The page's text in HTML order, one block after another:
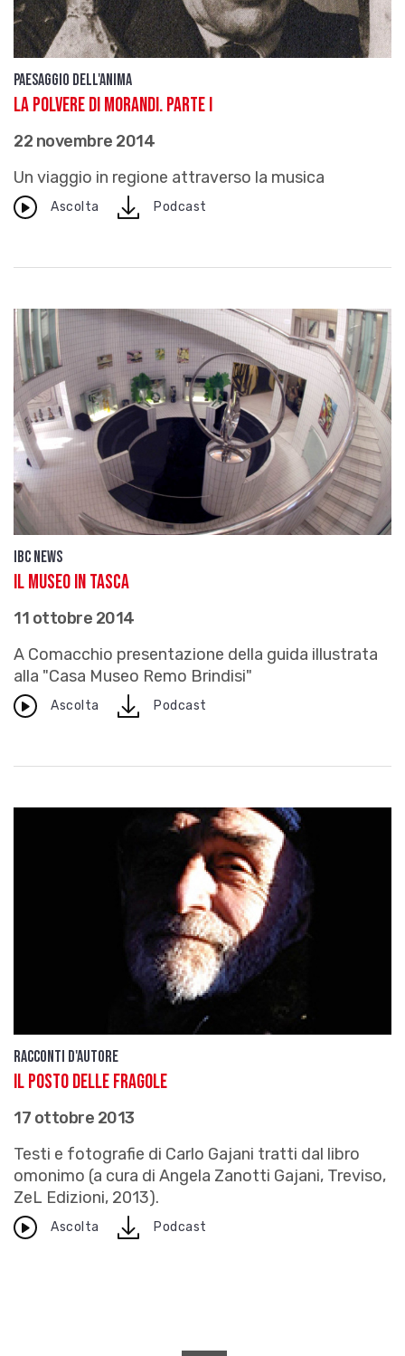
Paesaggio dell'anima
La polvere di Morandi. Parte I
22 novembre 2014
Un viaggio in regione attraverso la musica
Ascolta downloadPodcast
IBC news
Il Museo in tasca
11 ottobre 2014
A Comacchio presentazione della guida illustrata
alla "Casa Museo Remo Brindisi"
Ascolta downloadPodcast
Racconti d'autore
Il posto delle fragole
17 ottobre 2013
Testi e fotografie di Carlo Gajani tratti dal libro
omonimo (a cura di Angela Zanotti Gajani, Treviso,
ZeL Edizioni, 2013).
Ascolta downloadPodcast